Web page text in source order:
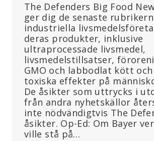
The Defenders Big Food
ger dig de senaste
industriella
deras produkter, inklusive
ultraprocessade livsmedel,
livsmedelstillsatser,
GMO och labbodlat kött och
toxiska effekter på
De åsikter som uttrycks i
från andra nyhetskällor
inte nödvändigtvis The
åsikter. Op-Ed: Om Bayer
ville stå på…